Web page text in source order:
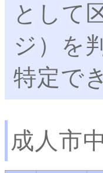
として
ジ）を
特定で
成人市